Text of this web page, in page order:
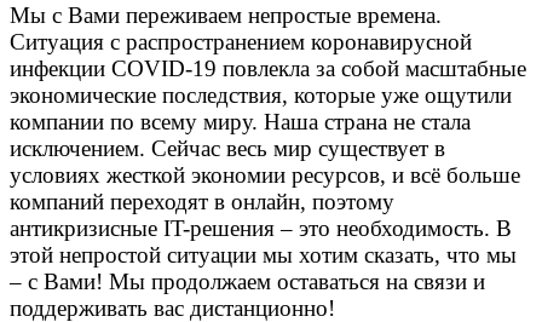
Мы с Вами переживаем непростые времена.
Ситуация с распространением коронавирусной
инфекции COVID-19 повлекла за собой масштабные
экономические последствия, которые уже ощутили
компании по всему миру. Наша страна не стала
исключением. Сейчас весь мир существует в
условиях жесткой экономии ресурсов, и всё больше
компаний переходят в онлайн, поэтому
антикризисные IT-решения – это необходимость. В
этой непростой ситуации мы хотим сказать, что мы
– с Вами! Мы продолжаем оставаться на связи и
поддерживать вас дистанционно!